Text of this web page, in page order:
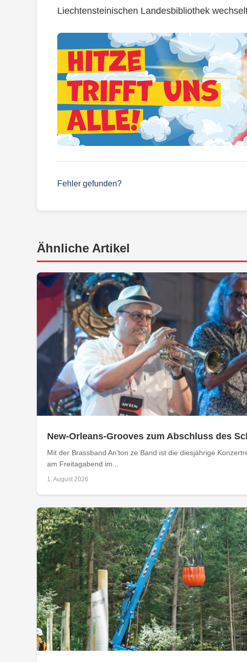
Liechtensteinischen Landesbibliothek
Fehler gefunden?
Ähnliche Artikel
New-Orleans-Grooves zum Abschluss des
Mit der Brassband An’ton ze Band ist die diesjährige
am Freitagabend im...
1. August 2026